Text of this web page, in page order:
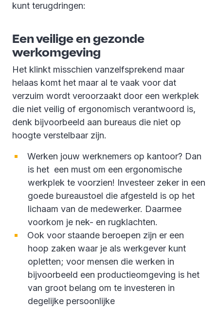
kunt terugdringen:
Een veilige en gezonde
werkomgeving
Het klinkt misschien vanzelfsprekend maar
helaas komt het maar al te vaak voor dat
verzuim wordt veroorzaakt door een werkplek
die niet veilig of ergonomisch verantwoord is,
denk bijvoorbeeld aan bureaus die niet op
hoogte verstelbaar zijn.
Werken jouw werknemers op kantoor? Dan
is het een must om een ergonomische
werkplek te voorzien! Investeer zeker in een
goede bureaustoel die afgesteld is op het
lichaam van de medewerker. Daarmee
voorkom je nek- en rugklachten.
Ook voor staande beroepen zijn er een
hoop zaken waar je als werkgever kunt
opletten; voor mensen die werken in
bijvoorbeeld een productieomgeving is het
van groot belang om te investeren in
degelijke persoonlijke